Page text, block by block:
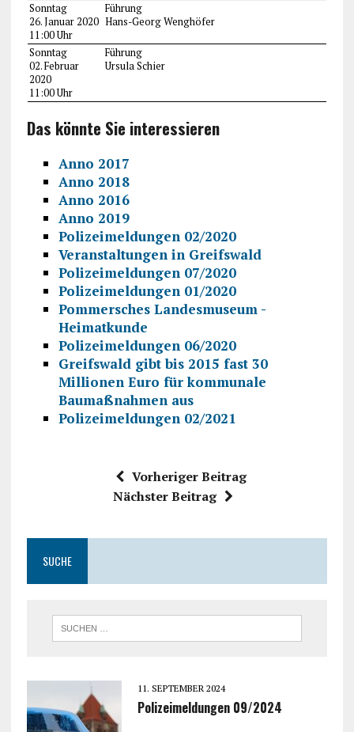
Sonntag
26. Januar 2020
11:00 Uhr
Führung
Hans-Georg Wenghöfer
Sonntag
02. Februar
2020
11:00 Uhr
Führung
Ursula Schier
Das könnte Sie interessieren
Anno 2017
Anno 2018
Anno 2016
Anno 2019
Polizeimeldungen 02/2020
Veranstaltungen in Greifswald
Polizeimeldungen 07/2020
Polizeimeldungen 01/2020
Pommersches Landesmuseum -
Heimatkunde
Polizeimeldungen 06/2020
Greifswald gibt bis 2015 fast 30
Millionen Euro für kommunale
Baumaßnahmen aus
Polizeimeldungen 02/2021
Vorheriger Beitrag
Nächster Beitrag
SUCHE
11. SEPTEMBER 2024
Polizeimeldungen 09/2024